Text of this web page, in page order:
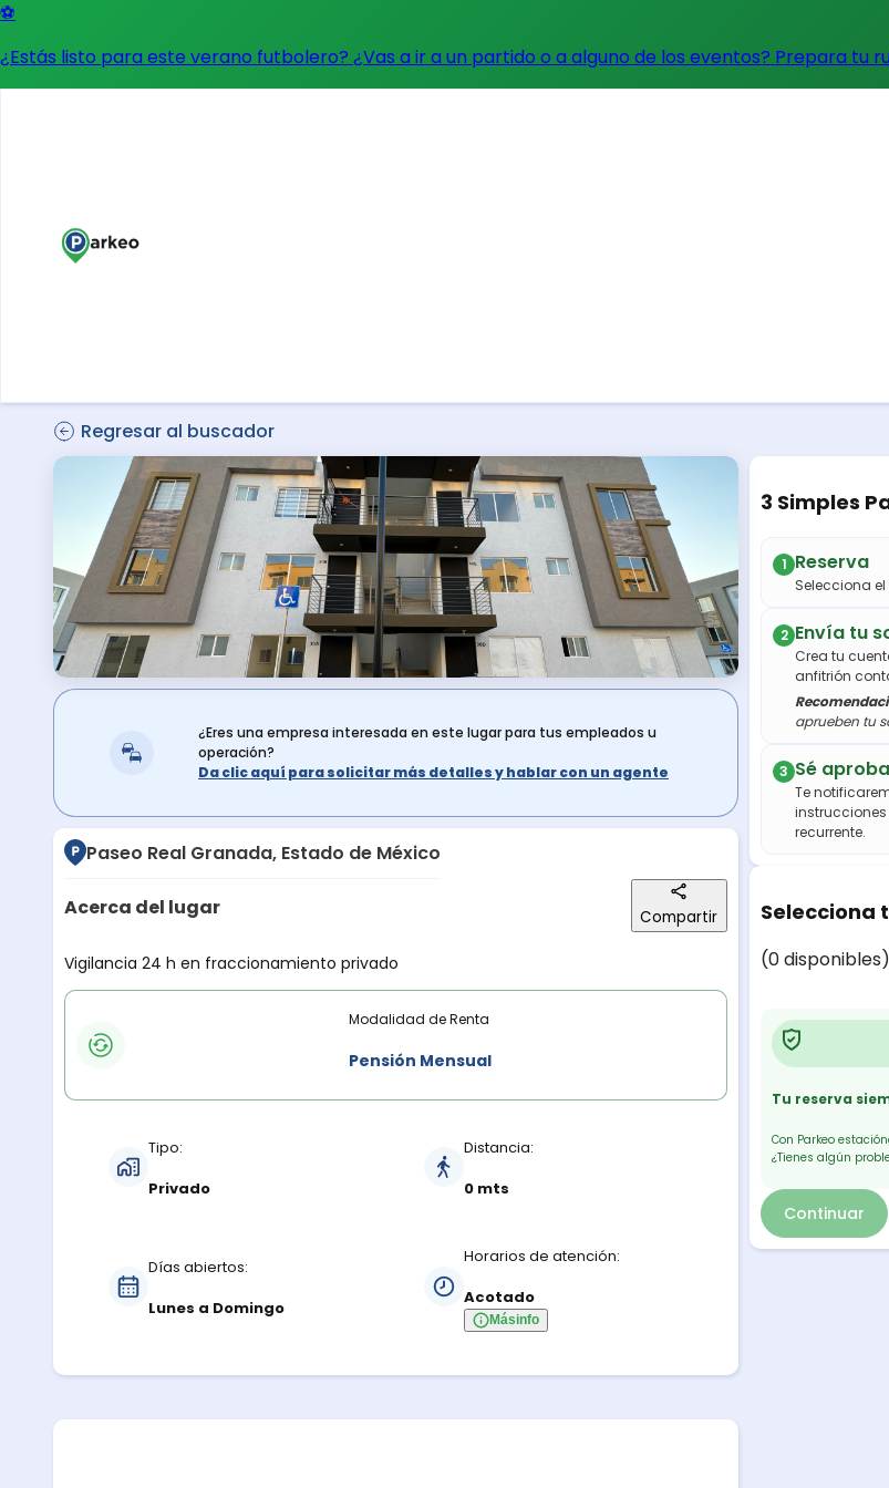
⚽
¿Estás listo para este verano futbolero? ¿Vas a ir a un partido o a alguno de los eventos? Prepara tu
Regresar al buscador
¿Eres una empresa interesada en este lugar para tus empleados u
operación?
Da clic aquí para solicitar más detalles y hablar con un agente
Paseo Real Granada, Estado de México
Acerca del lugar Compartir
Descripción del lugar
Vigilancia 24 h en fraccionamiento privado
Modalidades de renta
Modalidad de Renta
Pensión Mensual
Tipo:
Privado
Distancia:
0 mts
Días abiertos:
Lunes a Domingo
Horarios de atención:
Acotado
Másinfo
3 Simples
1 Reserva
Selecciona
2 Envía tu
Crea tu
anfitrión
aprueben tu
3 Sé
Te
recurrente.
Selecciona
(0 disponibles)
Tu reserva
Con Parkeo
¿Tienes algún
Continuar